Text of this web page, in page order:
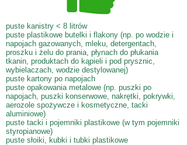
puste kanistry < 8 litrów
puste plastikowe butelki i flakony (np. po wodzie i
napojach gazowanych, mleku, detergentach,
proszku i żelu do prania, płynach do płukania
tkanin, produktach do kąpieli i pod prysznic,
wybielaczach, wodzie destylowanej)
puste kartony po napojach
puste opakowania metalowe (np. puszki po
napojach, puszki konserwowe, nakrętki, pokrywki,
aerozole spożywcze i kosmetyczne, tacki
aluminiowe)
puste tacki i pojemniki plastikowe (w tym pojemniki
styropianowe)
puste słoiki, kubki i tubki plastikowe